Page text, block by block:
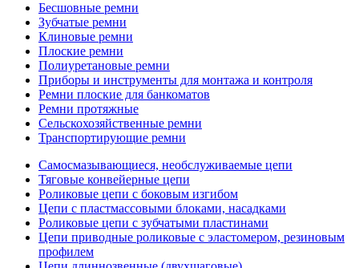
Бесшовные ремни
Зубчатые ремни
Клиновые ремни
Плоские ремни
Полиуретановые ремни
Приборы и инструменты для монтажа и контроля
Ремни плоские для банкоматов
Ремни протяжные
Сельскохозяйственные ремни
Транспортирующие ремни
Самосмазывающиеся, необслуживаемые цепи
Тяговые конвейерные цепи
Роликовые цепи с боковым изгибом
Цепи с пластмассовыми блоками, насадками
Роликовые цепи с зубчатыми пластинами
Цепи приводные роликовые с эластомером, резиновым
профилем